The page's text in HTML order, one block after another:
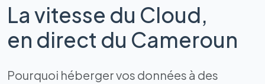
La vitesse du Cloud,
en direct du Cameroun
Pourquoi héberger vos données à des